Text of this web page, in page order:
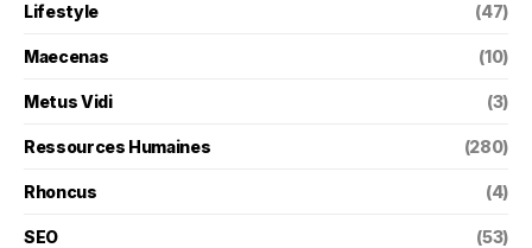
Lifestyle (47)
Maecenas (10)
Metus Vidi (3)
Ressources Humaines (280)
Rhoncus (4)
SEO (53)